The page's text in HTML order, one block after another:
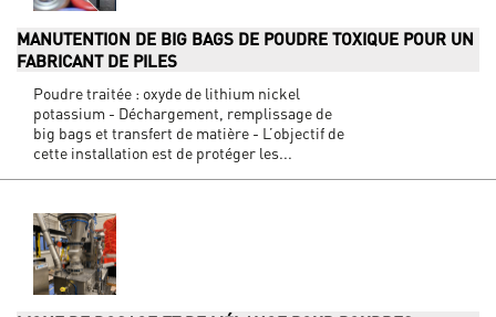
MANUTENTION DE BIG BAGS DE POUDRE TOXIQUE POUR UN
FABRICANT DE PILES
Poudre traitée : oxyde de lithium nickel
potassium - Déchargement, remplissage de
big bags et transfert de matière - L’objectif de
cette installation est de protéger les...